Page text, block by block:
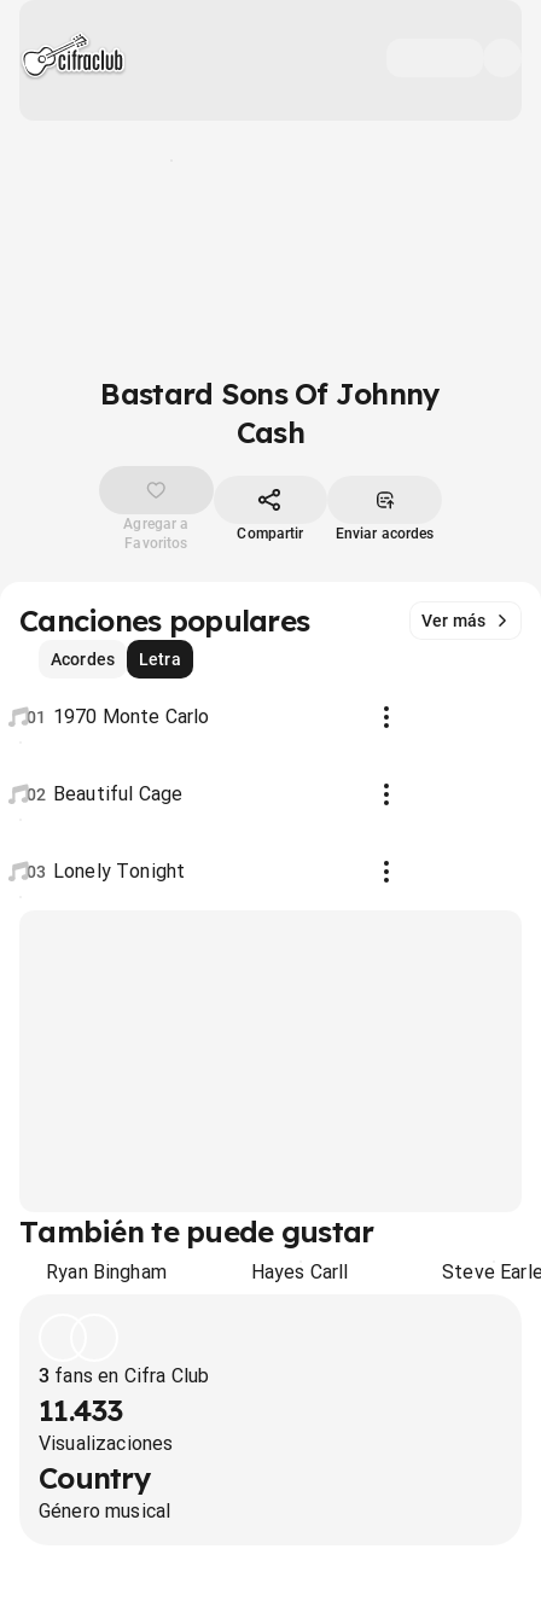
Bastard Sons Of Johnny
Cash
Agregar a
Favoritos
Compartir Enviar acordes
Canciones populares
Ver más
Acordes
Letra
01 1970 Monte Carlo
02 Beautiful Cage
03 Lonely Tonight
También te puede gustar
Ryan Bingham Hayes Carll Steve
3 fans en Cifra Club
11.433
Visualizaciones
Country
Género musical